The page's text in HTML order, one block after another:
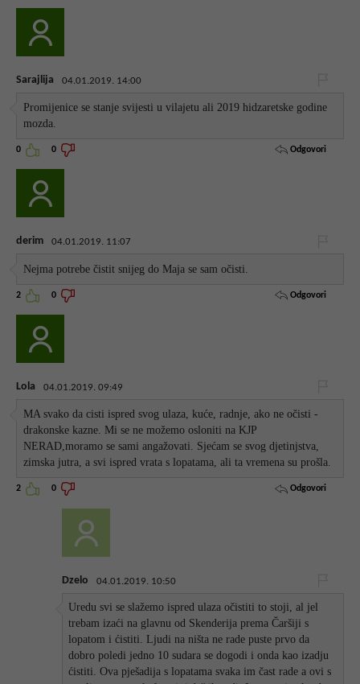
Sarajlija 04.01.2019. 14:00
Promijenice se stanje svijesti u vilajetu ali 2019 hidzaretske godine
mozda.
0 0 Odgovori
derim 04.01.2019. 11:07
Nejma potrebe čistit snijeg do Maja se sam očisti.
2 0 Odgovori
Lola 04.01.2019. 09:49
MA svako da cisti ispred svog ulaza, kuće, radnje, ako ne očisti -
drakonske kazne. Mi se ne možemo osloniti na KJP
NERAD,moramo se sami angažovati. Sjećam se svog djetinjstva,
zimska jutra, a svi ispred vrata s lopatama, ali ta vremena su prošla.
2 0 Odgovori
Dzelo 04.01.2019. 10:50
Uredu svi se slažemo ispred ulaza očistiti to stoji, al jel
trebam izaći na glavnu od Skenderija prema Čaršiji s
lopatom i ćistiti. Ljudi na ništa ne rade puste prvo da
dobro poledi jedno 10 sudara se dogodi i onda kao izadju
ćistiti. Ova pješadija s lopatama svaka im čast rade a ovi s